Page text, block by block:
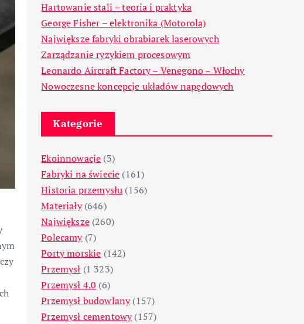
Hartowanie stali – teoria i praktyka
George Fisher – elektronika (Motorola)
Największe fabryki obrabiarek laserowych
Zarządzanie ryzykiem procesowym
Leonardo Aircraft Factory – Venegono – Włochy
Nowoczesne koncepcje układów napędowych
Kategorie
Ekoinnowacje (3)
Fabryki na świecie (161)
Historia przemysłu (156)
Materiały(646)
Największe(260)
Polecamy(7)
Porty morskie (142)
Przemysł (1 323)
Przemysł 4.0 (6)
Przemysł budowlany(157)
Przemysł cementowy(157)